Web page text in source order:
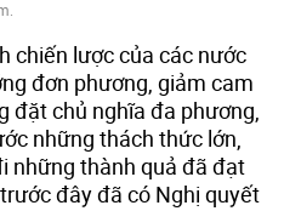
chiến lược của các nước
đơn phương, giảm cam
đặt chủ nghĩa đa phương,
những thách thức lớn,
những thành quả đã đạt
đây đã có Nghị quyết